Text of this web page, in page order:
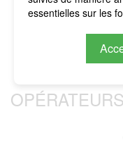
essentielles sur les
imputés sur le